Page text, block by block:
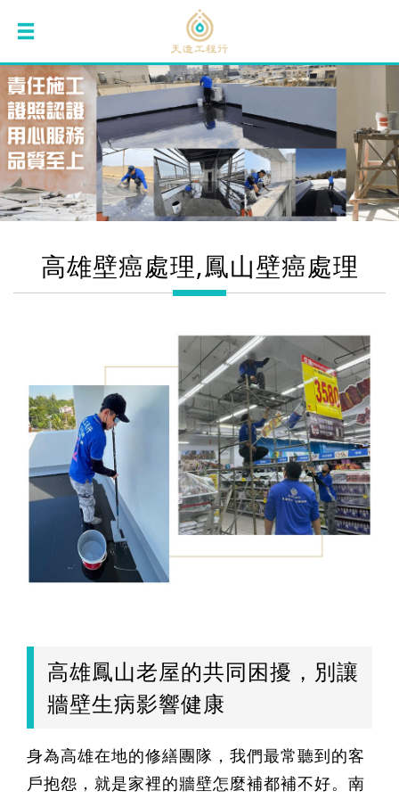
高雄壁癌處理,鳳山壁癌處理
高雄鳳山老屋的共同困擾，別讓
牆壁生病影響健康
身為高雄在地的修繕團隊，我們最常聽到的客
戶抱怨，就是家裡的牆壁怎麼補都補不好。南